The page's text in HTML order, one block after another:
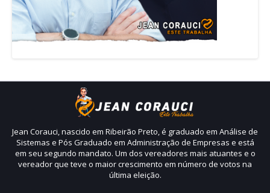
Jean Corauci, nascido em Ribeirão Preto, é graduado em Análise de
Sistemas e Pós Graduado em Administração de Empresas e está
em seu segundo mandato. Um dos vereadores mais atuantes e o
vereador que teve o maior crescimento em número de votos na
última eleição.